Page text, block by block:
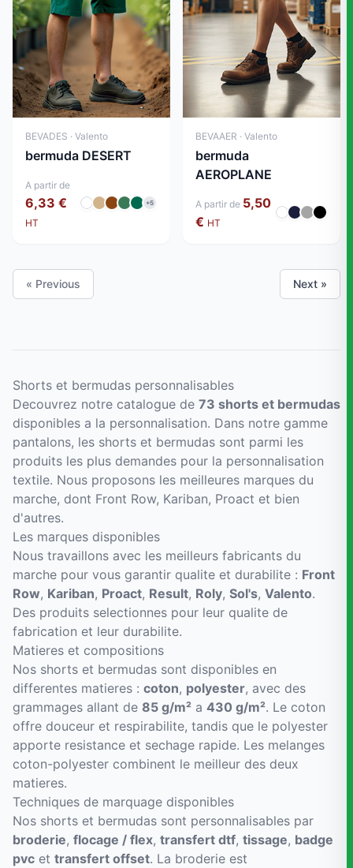
BEVADES · Valento
bermuda DESERT
A partir de
6,33 €
HT
+5
BEVAAER · Valento
bermuda
AEROPLANE
A partir de 5,50
€ HT
« Previous Next »
Shorts et bermudas personnalisables
Decouvrez notre catalogue de 73 shorts et bermudas
disponibles a la personnalisation. Dans notre gamme
pantalons, les shorts et bermudas sont parmi les
produits les plus demandes pour la personnalisation
textile. Nous proposons les meilleures marques du
marche, dont Front Row, Kariban, Proact et bien
d'autres.
Les marques disponibles
Nous travaillons avec les meilleurs fabricants du
marche pour vous garantir qualite et durabilite : Front
Row, Kariban, Proact, Result, Roly, Sol's, Valento.
Des produits selectionnes pour leur qualite de
fabrication et leur durabilite.
Matieres et compositions
Nos shorts et bermudas sont disponibles en
differentes matieres : coton, polyester, avec des
grammages allant de 85 g/m² a 430 g/m². Le coton
offre douceur et respirabilite, tandis que le polyester
apporte resistance et sechage rapide. Les melanges
coton-polyester combinent le meilleur des deux
matieres.
Techniques de marquage disponibles
Nos shorts et bermudas sont personnalisables par
broderie, flocage / flex, transfert dtf, tissage, badge
pvc et transfert offset. La broderie est